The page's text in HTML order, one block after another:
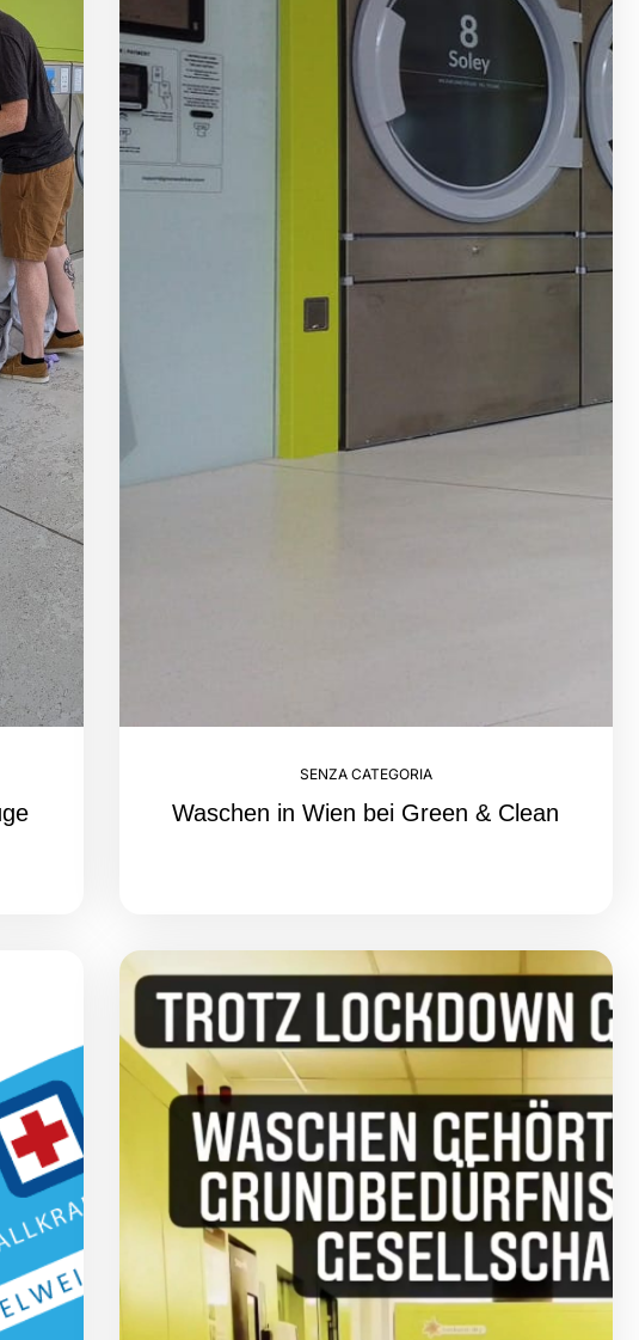
SENZA CATEGORIA
Waschen in Wien bei Green & Clean